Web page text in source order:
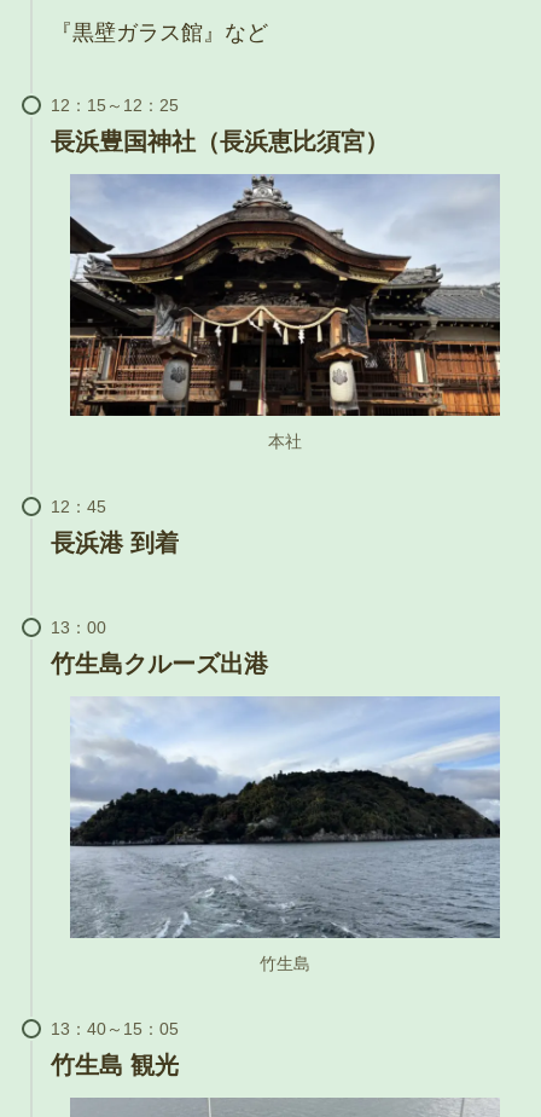
『黒壁ガラス館』など
長浜豊国神社（長浜恵比須宮）
本社
長浜港 到着
竹生島クルーズ出港
竹生島
竹生島 観光